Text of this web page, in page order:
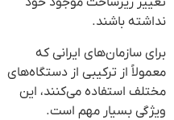
نداشته باشند.
برای سازمان‌های ایرانی که
معمولاً از ترکیبی از دستگاه‌های
مختلف استفاده می‌کنند، این
ویژگی بسیار مهم است.